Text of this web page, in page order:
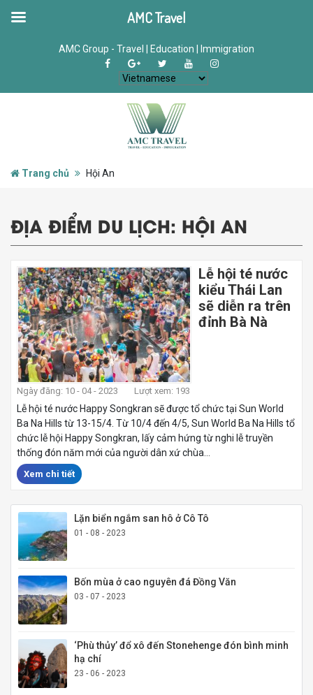
AMC Group - Travel | Education | Immigration
Trang chủ Hội An
ĐỊA ĐIỂM DU LỊCH: HỘI AN
Lễ hội té nước
kiểu Thái Lan
sẽ diễn ra trên
đỉnh Bà Nà
Ngày đăng: 10 - 04 - 2023 Lượt xem: 193
Lễ hội té nước Happy Songkran sẽ được tổ chức tại Sun World
Ba Na Hills từ 13-15/4. Từ 10/4 đến 4/5, Sun World Ba Na Hills tổ
chức lễ hội Happy Songkran, lấy cảm hứng từ nghi lễ truyền
thống đón năm mới của người dân xứ chùa...
Xem chi tiết
Lặn biển ngắm san hô ở Cô Tô
01 - 08 - 2023
Bốn mùa ở cao nguyên đá Đồng Văn
03 - 07 - 2023
‘Phù thủy’ đổ xô đến Stonehenge đón bình minh
hạ chí
23 - 06 - 2023
AMC Travel